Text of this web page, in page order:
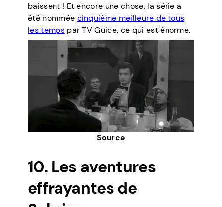
baissent ! Et encore une chose, la série a
été nommée cinquième meilleure de tous
les tempspar TV Guide, ce qui est énorme.
Source
10. Les aventures
effrayantes de